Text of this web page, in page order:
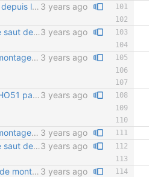
Mise à jour selon les modifs depuis la v0.01 - Correction de syntaxe pour séparer les paragraphes - Mise à jour au sujet des entretoises (nouvelles entretoises E21 carrées) - Renseignement de la quincaillerie pour les roues stabilisatrices - Suppression des noms de marque lorsque cela est inutile (pas de pub inutile, et moins de mises à jour à faire si on change de référence) 3 years ago
Résolution de problèmes de saut de pages - Suppression du CSS "en dur" qui faisait aussi sauter des pages dans les mauvaises sections (étapes de montage du moyeu etc.) - Ajout de code HTML dans les fichiers .md pour éviter les sauts de pages là où c'est gênant3 years ago
Adaptation des étapes de montage pour l'impression 3 years ago
Indication remplacement CHO51 par QIN12 étape 4 tache #66 3 years ago
Adaptation des étapes de montage pour l'impression 3 years ago
Résolution de problèmes de saut de pages - Suppression du CSS "en dur" qui faisait aussi sauter des pages dans les mauvaises sections (étapes de montage du moyeu etc.) - Ajout de code HTML dans les fichiers .md pour éviter les sauts de pages là où c'est gênant3 years ago
Mise en forme etape guide de montage pour impression pdf 3 years ago